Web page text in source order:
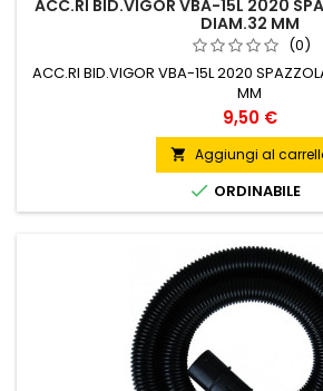
ACC.RI BID.VIGOR VBA-15L 2020
DIAM.32 MM
(0)
ACC.RI BID.VIGOR VBA-15L 2020
MM
Prezzo
9,50 €
 Aggiungi al
 ORDINABILE